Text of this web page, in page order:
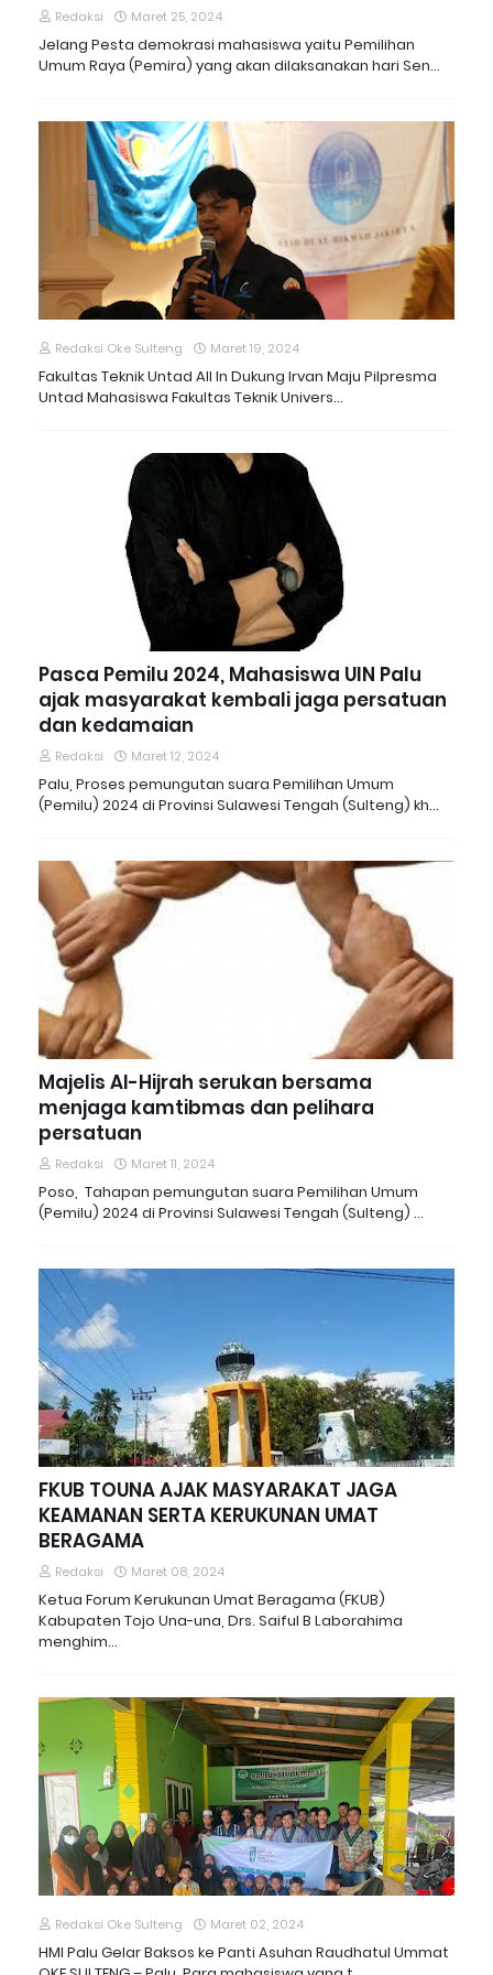
Redaksi Maret 25, 2024
Jelang Pesta demokrasi mahasiswa yaitu Pemilihan
Umum Raya (Pemira) yang akan dilaksanakan hari Sen…
Redaksi Oke Sulteng Maret 19, 2024
Fakultas Teknik Untad All In Dukung Irvan Maju Pilpresma
Untad Mahasiswa Fakultas Teknik Univers…
Pasca Pemilu 2024, Mahasiswa UIN Palu
ajak masyarakat kembali jaga persatuan
dan kedamaian
Redaksi Maret 12, 2024
Palu, Proses pemungutan suara Pemilihan Umum
(Pemilu) 2024 di Provinsi Sulawesi Tengah (Sulteng) kh…
Majelis Al-Hijrah serukan bersama
menjaga kamtibmas dan pelihara
persatuan
Redaksi Maret 11, 2024
Poso, Tahapan pemungutan suara Pemilihan Umum
(Pemilu) 2024 di Provinsi Sulawesi Tengah (Sulteng) …
FKUB TOUNA AJAK MASYARAKAT JAGA
KEAMANAN SERTA KERUKUNAN UMAT
BERAGAMA
Redaksi Maret 08, 2024
Ketua Forum Kerukunan Umat Beragama (FKUB)
Kabupaten Tojo Una-una, Drs. Saiful B Laborahima
menghim…
Redaksi Oke Sulteng Maret 02, 2024
HMI Palu Gelar Baksos ke Panti Asuhan Raudhatul Ummat